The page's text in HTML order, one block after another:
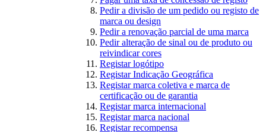
Pedir a divisão de um pedido ou registo de
marca ou design
Pedir a renovação parcial de uma marca
Pedir alteração de sinal ou de produto ou
reivindicar cores
Registar logótipo
Registar Indicação Geográfica
Registar marca coletiva e marca de
certificação ou de garantia
Registar marca internacional
Registar marca nacional
Registar recompensa